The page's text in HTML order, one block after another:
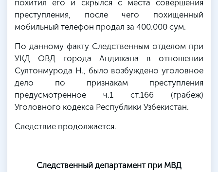
похитил его и скрылся с места совершения
преступления, после чего похищенный
мобильный телефон продал за 400.000 сум.
По данному факту Следственным отделом при
УКД ОВД города Андижана в отношении
Султонмурода Н., было возбуждено уголовное
дело по признакам преступления
предусмотренное ч.1 ст.166 (грабеж)
Уголовного кодекса Республики Узбекистан.
Следствие продолжается.
Следственный департамент при МВД